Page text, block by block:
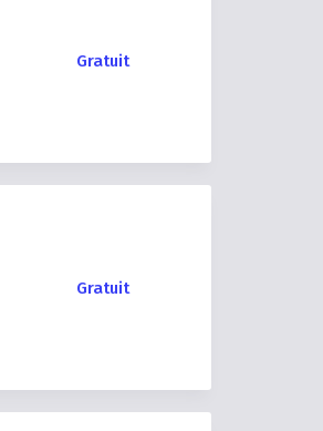
Gratuit
Gratuit